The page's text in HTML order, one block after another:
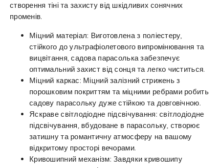
створення тіні та захисту від шкідливих сонячних
променів.
Міцний матеріал: Виготовлена з поліестеру,
стійкого до ультрафіолетового випромінювання та
вицвітання, садова парасолька забезпечує
оптимальний захист від сонця та легко чиститься.
Міцний каркас: Міцний залізний стрижень з
порошковим покриттям та міцними ребрами робить
садову парасольку дуже стійкою та довговічною.
Яскраве світлодіодне підсвічування: світлодіодне
підсвічування, вбудоване в парасольку, створює
затишну та романтичну атмосферу на вашому
відкритому просторі вечорами.
Кривошипний механізм: Завдяки кривошипу